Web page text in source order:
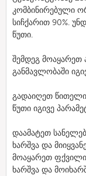
კომბინირებული
სიჩქარით 90%.
წუთი.
შემდეგ მოაყარეთ
განმავლობაში
გადაიღეთ
წუთი იგივე
დაამატეთ
ხარშვა და
მოაყარეთ
ხარშვა და